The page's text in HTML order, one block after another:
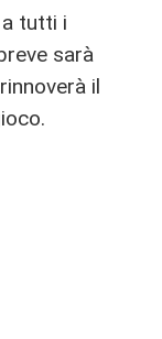
tutti i
sarà
il